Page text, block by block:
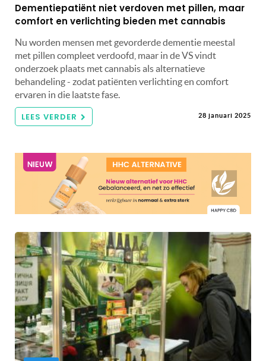
Dementiepatiënt niet verdoven met pillen, maar
comfort en verlichting bieden met cannabis
Nu worden mensen met gevorderde dementie meestal
met pillen compleet verdoofd, maar in de VS vindt
onderzoek plaats met cannabis als alternatieve
behandeling - zodat patiënten verlichting en comfort
ervaren in die laatste fase.
LEES VERDER 28 januari 2025